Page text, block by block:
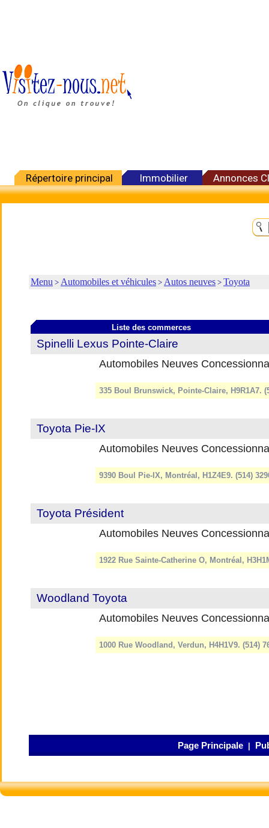
Répertoire principal Immobilier Annonces
Menu > Automobiles et véhicules > Autos neuves > Toyota
Liste des commerces
Spinelli Lexus Pointe-Claire
Automobiles Neuves
335 Boul Brunswick, Pointe-Claire, H9R1A7.
Toyota Pie-IX
Automobiles Neuves
9390 Boul Pie-IX, Montréal, H1Z4E9. (514)
Toyota Président
Automobiles Neuves
1922 Rue Sainte-Catherine O, Montréal,
Woodland Toyota
Automobiles Neuves
1000 Rue Woodland, Verdun, H4H1V9. (514)
Page Principale|